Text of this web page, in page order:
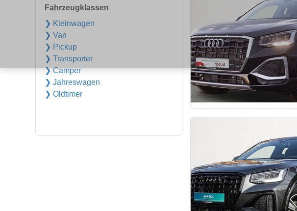
Fahrzeugklassen
❯ Kleinwagen
❯ Van
❯ Pickup
❯ Transporter
❯ Camper
❯ Jahreswagen
❯ Oldtimer